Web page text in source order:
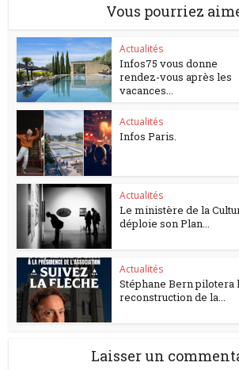
Vous pourriez
Actualités
Infos75 vous donne
rendez-vous après les
vacances...
Actualités
Infos Paris.
Actualités
Le ministère de la
déploie son Plan...
Actualités
Stéphane Bern pilotera
reconstruction de la...
Laisser un